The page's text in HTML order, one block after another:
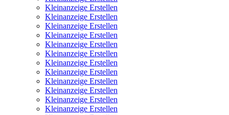
Kleinanzeige Erstellen
Kleinanzeige Erstellen
Kleinanzeige Erstellen
Kleinanzeige Erstellen
Kleinanzeige Erstellen
Kleinanzeige Erstellen
Kleinanzeige Erstellen
Kleinanzeige Erstellen
Kleinanzeige Erstellen
Kleinanzeige Erstellen
Kleinanzeige Erstellen
Kleinanzeige Erstellen